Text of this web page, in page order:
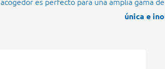
única e